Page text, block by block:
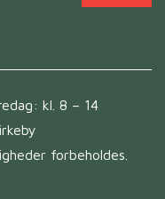
kl. 8 – 14
forbeholdes.